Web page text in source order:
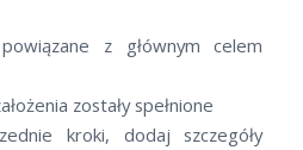
z głównym celem
zostały spełnione
kroki, dodaj szczegóły